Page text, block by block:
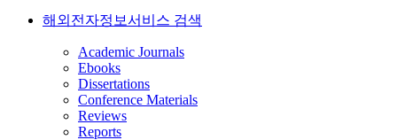
해외전자정보서비스 검색
Academic Journals
Ebooks
Dissertations
Conference Materials
Reviews
Reports